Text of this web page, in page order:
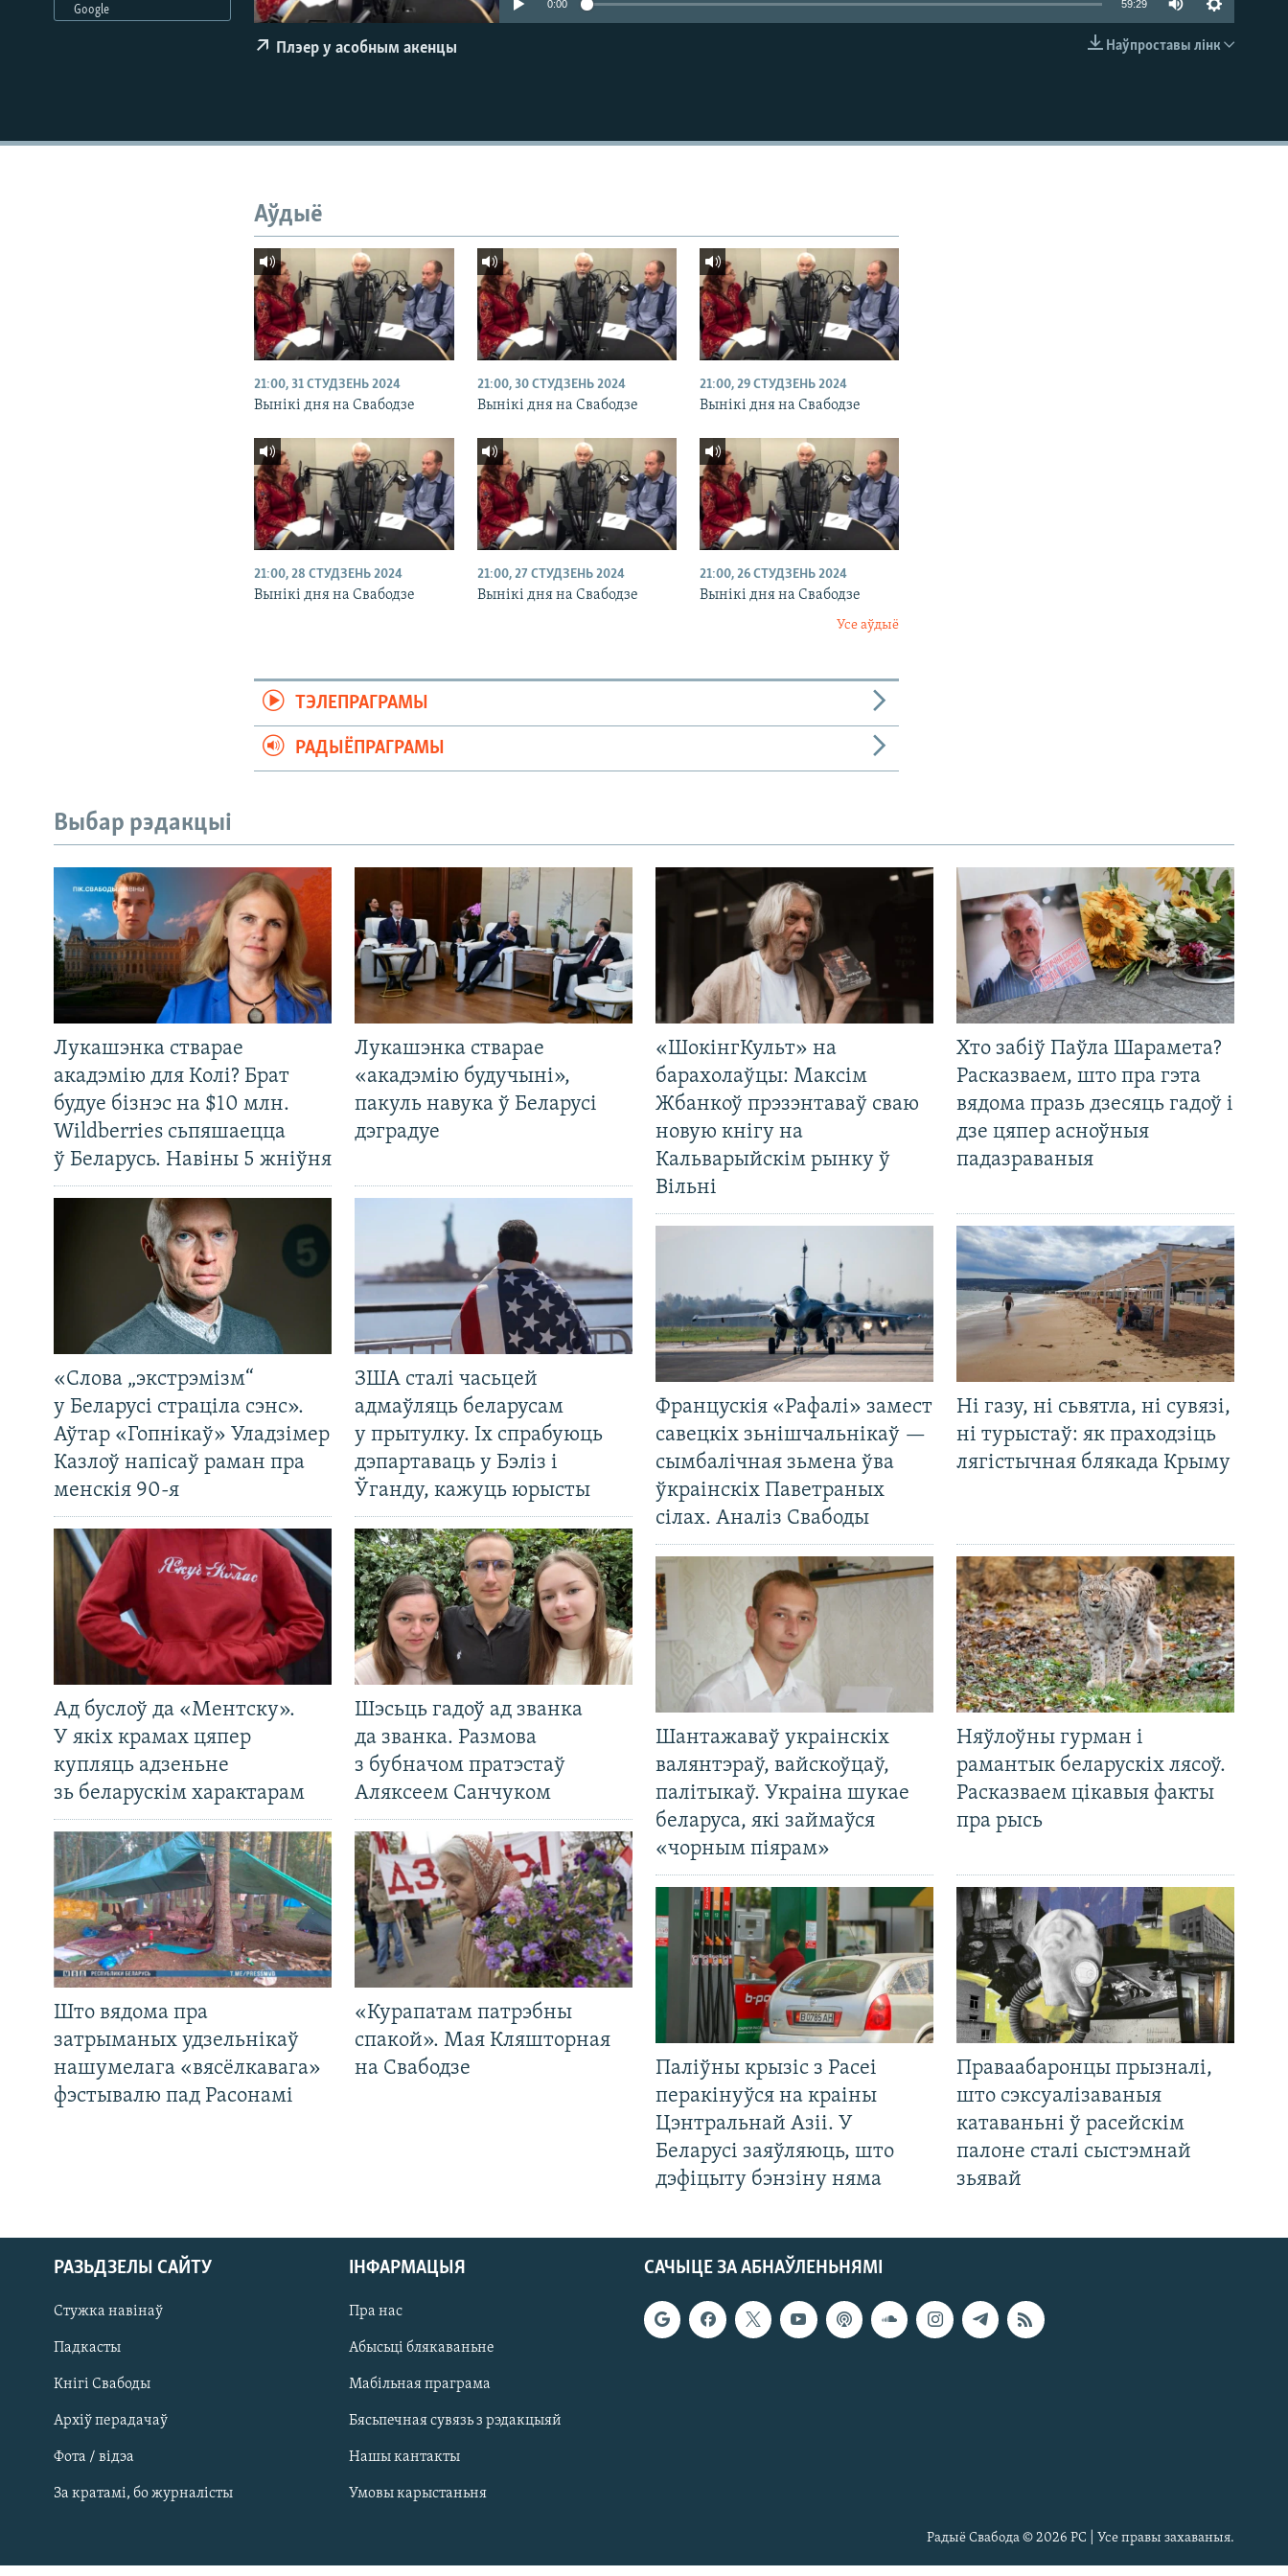
САЧЫЦЕ ЗА АБНАЎЛЕНЬНЯМІ
0:00 59:29
Наўпроставы лінк
Плэер у асобным акенцы
Google
Аўдыё
21:00, 31 СТУДЗЕНЬ 2024
Вынікі дня на Свабодзе
21:00, 30 СТУДЗЕНЬ 2024
Вынікі дня на Свабодзе
21:00, 29 СТУДЗЕНЬ 2024
Вынікі дня на Свабодзе
21:00, 28 СТУДЗЕНЬ 2024
Вынікі дня на Свабодзе
21:00, 27 СТУДЗЕНЬ 2024
Вынікі дня на Свабодзе
21:00, 26 СТУДЗЕНЬ 2024
Вынікі дня на Свабодзе
Усе аўдыё
ТЭЛЕПРАГРАМЫ
РАДЫЁПРАГРАМЫ
Выбар рэдакцыі
Лукашэнка стварае
акадэмію для Колі? Брат
будуе бізнэс на $10 млн.
Wildberries сьпяшаецца
ў Беларусь. Навіны 5 жніўня
Лукашэнка стварае
«акадэмію будучыні»,
пакуль навука ў Беларусі
дэградуе
«Слова „экстрэмізм“
у Беларусі страціла сэнс».
Аўтар «Гопнікаў» Уладзімер
Казлоў напісаў раман пра
менскія 90-я
ЗША сталі часьцей
адмаўляць беларусам
у прытулку. Іх спрабуюць
дэпартаваць у Бэліз і
Ўганду, кажуць юрысты
Ад буслоў да «Ментску».
У якіх крамах цяпер
купляць адзеньне
зь беларускім характарам
Шэсьць гадоў ад званка
да званка. Размова
з бубначом пратэстаў
Аляксеем Санчуком
Што вядома пра
затрыманых удзельнікаў
нашумелага «вясёлкавага»
фэстывалю пад Расонамі
«Курапатам патрэбны
спакой». Мая Кляшторная
на Свабодзе
«ШокінгКульт» на
барахолаўцы: Максім
Жбанкоў прэзэнтаваў сваю
новую кнігу на
Кальварыйскім рынку ў
Вільні
Хто забіў Паўла Шарамета?
Расказваем, што пра гэта
вядома празь дзесяць гадоў і
дзе цяпер асноўныя
падазраваныя
Францускія «Рафалі» замест
савецкіх зьнішчальнікаў —
сымбалічная зьмена ўва
ўкраінскіх Паветраных
сілах. Аналіз Свабоды
Ні газу, ні сьвятла, ні сувязі,
ні турыстаў: як праходзіць
лягістычная блякада Крыму
Шантажаваў украінскіх
валянтэраў, вайскоўцаў,
палітыкаў. Украіна шукае
беларуса, які займаўся
«чорным піярам»
Няўлоўны гурман і
рамантык беларускіх лясоў.
Расказваем цікавыя факты
пра рысь
Паліўны крызіс з Расеі
перакінуўся на краіны
Цэнтральнай Азіі. У
Беларусі заяўляюць, што
дэфіцыту бэнзіну няма
Праваабаронцы прызналі,
што сэксуалізаваныя
катаваньні ў расейскім
палоне сталі сыстэмнай
зьявай
САЧЫЦЕ ЗА АБНАЎЛЕНЬНЯМІ
РАЗЬДЗЕЛЫ САЙТУ
Стужка навінаў
Падкасты
Кнігі Свабоды
Архіў перадачаў
Фота / відэа
За кратамі, бо журналісты
ІНФАРМАЦЫЯ
Пра нас
Абысьці блякаваньне
Мабільная праграма
Бясьпечная сувязь з рэдакцыяй
Нашы кантакты
Умовы карыстаньня
Радыё Свабода © 2026 РС | Усе правы захаваныя.